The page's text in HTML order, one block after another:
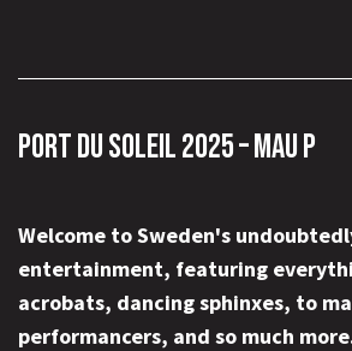
PORT DU SOLEIL 2025 – MAU P
Welcome to Sweden's
entertainment, featuring
acrobats, dancing sphinxes, to
performancers, and so much